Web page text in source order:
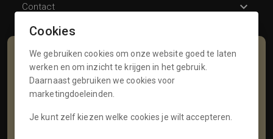
Contact
Schrijf je in voor onze nieuwsbrief
Voornaam
Cookies
We gebruiken cookies om onze website goed te laten
werken en om inzicht te krijgen in het gebruik.
Daarnaast gebruiken we cookies voor
marketingdoeleinden.
Je kunt zelf kiezen welke cookies je wilt accepteren.